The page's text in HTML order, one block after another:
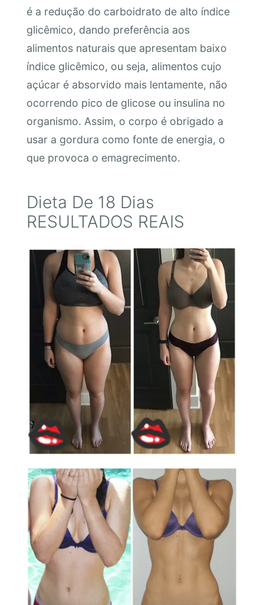
é a redução do carboidrato de alto índice
glicêmico, dando preferência aos
alimentos naturais que apresentam baixo
índice glicêmico, ou seja, alimentos cujo
açúcar é absorvido mais lentamente, não
ocorrendo pico de glicose ou insulina no
organismo. Assim, o corpo é obrigado a
usar a gordura como fonte de energia, o
que provoca o emagrecimento.
Dieta De 18 Dias
RESULTADOS REAIS